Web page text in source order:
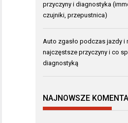
przyczyny i diagnostyka
czujniki, przepustnica)
Auto zgasło podczas jazdy i
najczęstsze przyczyny i co
diagnostyką
NAJNOWSZE